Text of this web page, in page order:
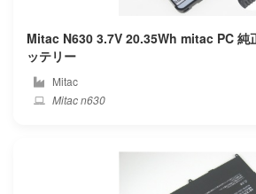
Keian
Kiano
Mitac N630 3.7V 20.35Wh mitac PC 純正 ノートパソコンバ
ッテリー
Mitac
Mitac n630